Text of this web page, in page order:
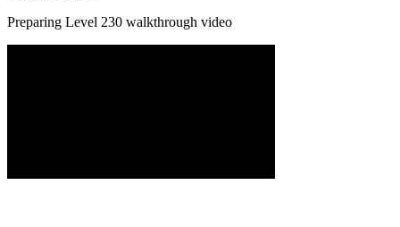
Preparing Level 230 walkthrough video